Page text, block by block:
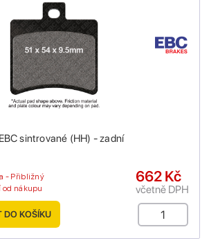
sintrované (HH) - zadní
- Přibližný
od nákupu
662 Kč
včetně DPH
DO KOŠÍKU